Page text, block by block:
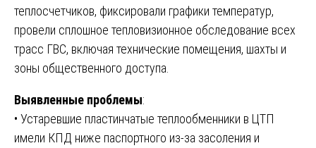
теплосчетчиков, фиксировали графики температур,
провели сплошное тепловизионное обследование всех
трасс ГВС, включая технические помещения, шахты и
зоны общественного доступа.
Выявленные проблемы:
• Устаревшие пластинчатые теплообменники в ЦТП
имели КПД ниже паспортного из-за засоления и